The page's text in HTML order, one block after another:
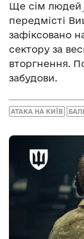
Ще сім людей
передмісті
зафіксовано
сектору за
вторгнення.
забудови.
АТАКА НА КИЇВ